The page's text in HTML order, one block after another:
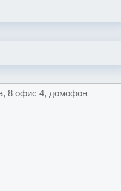
8 офис 4, домофон